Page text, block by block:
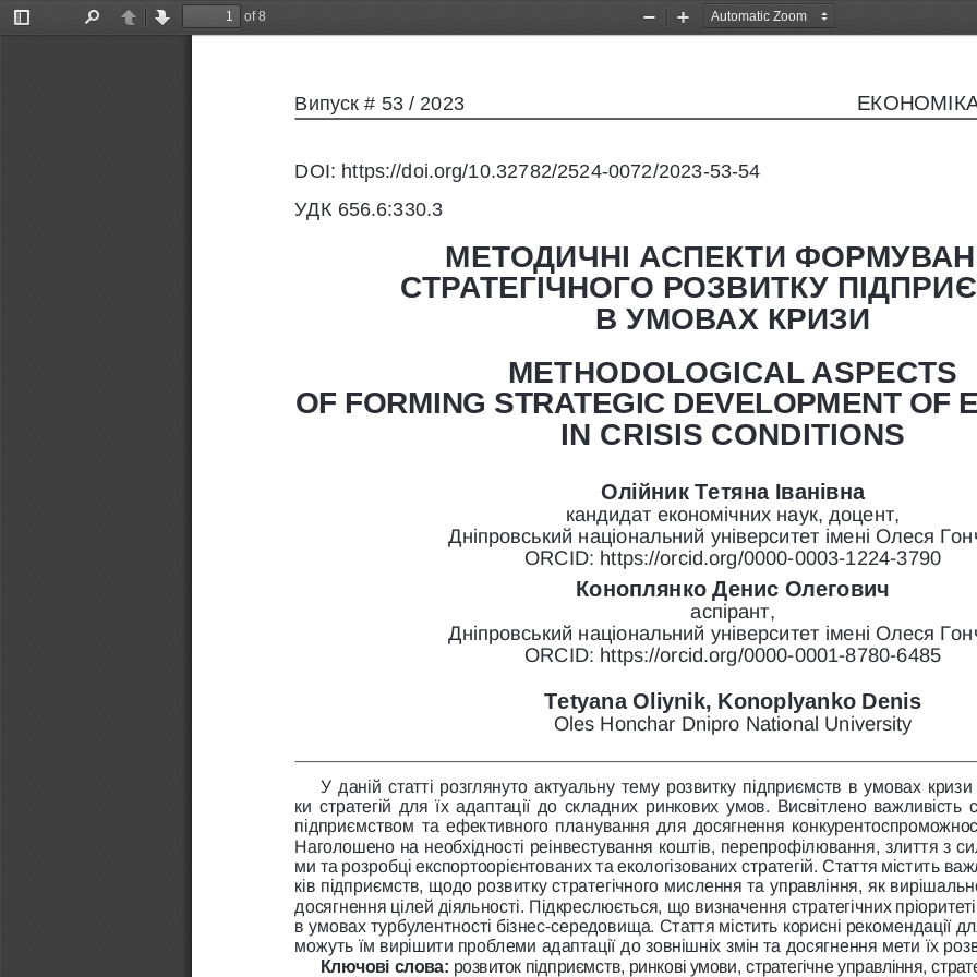
Toggle
PreviousNext
of 8
Zoom
Zoom
Випуск # 53 / 2023
DOI: https://doi.org/10.32782/2524-0072/2023-53-54
УДК 656.6:330.3
МЕТОДИЧНІ АСПЕКТИ
СТРАТЕГІЧНОГО РОЗВИТКУ
В УМОВАХ КРИЗИ
METHODOLOGICAL ASPECTS
OF FORMING STRATEGIC DEVELOPMENT OF
IN CRISIS CONDITIONS
Олійник Тетяна Іванівна
кандидат економічних наук, доцент,
Дніпровський національний університет імені Олеся
ORCID: https://orcid.org/0000-0003-1224-3790
Коноплянко Денис Олегович
аспірант,
Дніпровський національний університет імені Олеся
ORCID: https://orcid.org/0000-0001-8780-6485
Tetyana Oliynik, Konoplyanko Denis
Oles Honchar Dnipro National University
У даній статті розглянуто актуальну тему розвитку підприємств в умовах кризи
ки стратегій для їх адаптації до складних ринкових умов. Висвітлено важливість
підприємством та ефективного планування для досягнення
Наголошено на необхідності реінвестування коштів, перепрофілювання, злиття з
ми та розробці експортоорієнтованих та екологізованих стратегій. Стаття містить
ків підприємств, щодо розвитку стратегічного мислення та управління, як
досягнення цілей діяльності. Підкреслюється, що визначення стратегічних
в умовах турбулентності бізнес-середовища. Стаття містить корисні рекомендації
можуть їм вирішити проблеми адаптації до зовнішніх змін та досягнення мети їх
Ключові слова: розвиток підприємств, ринкові умови, стратегічне управління,